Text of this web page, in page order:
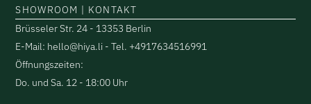
SHOWROOM | KONTAKT
Brüsseler Str. 24 - 13353 Berlin
E-Mail: hello@hiya.li - Tel. +4917634516991
Öffnungszeiten:
Do. und Sa. 12 - 18:00 Uhr